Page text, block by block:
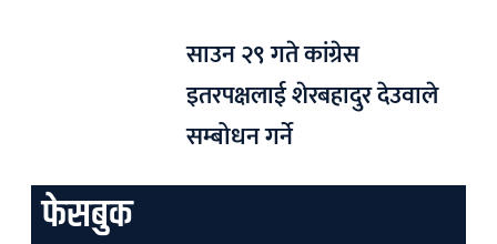
साउन २९ गते कांग्रेस
इतरपक्षलाई शेरबहादुर देउवाले
सम्बोधन गर्ने
फेसबुक